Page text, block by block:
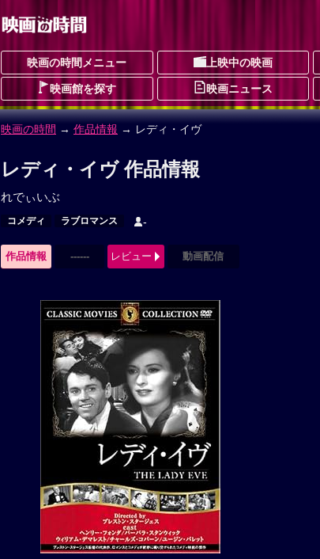
映画の時間メニュー 上映中の映画
映画館を探す 映画ニュース
映画の時間 → 作品情報 → レディ・イヴ
レディ・イヴ 作品情報
れでぃいぶ
コメディ ラブロマンス -
作品情報 ------ レビュー 動画配信